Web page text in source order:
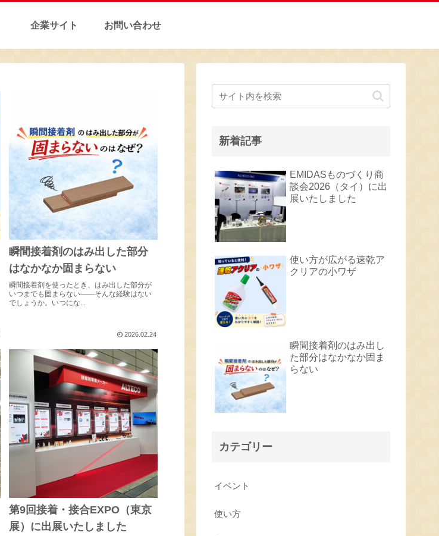
企業サイト お問い合わせ
瞬間接着剤のはみ出した部分
はなかなか固まらない
瞬間接着剤を使ったとき、はみ出した部分が
いつまでも固まらない――そんな経験はない
でしょうか。いつにな...
2026.02.24
第9回接着・接合EXPO（東京
展）に出展いたしました
新着記事
EMIDASものづくり商
談会2026（タイ）に出
展いたしました
使い方が広がる速乾ア
クリアの小ワザ
瞬間接着剤のはみ出し
た部分はなかなか固ま
らない
カテゴリー
イベント
使い方